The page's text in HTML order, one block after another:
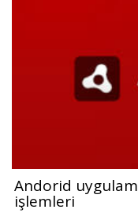
Andorid
işlemleri